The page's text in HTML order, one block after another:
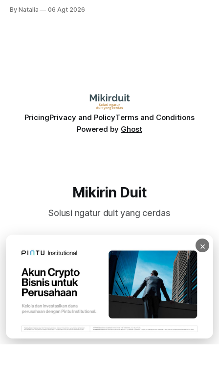
masih menarik dilirik?
By Natalia 06 Agt 2026
PricingPrivacy and PolicyTerms and Conditions
Powered by Ghost
Mikirin Duit
Solusi ngatur duit yang cerdas
Subscribe
×